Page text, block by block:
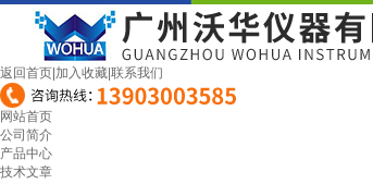
返回首页 加入收藏 联系我们
网站首页
公司简介
产品中心
技术文章